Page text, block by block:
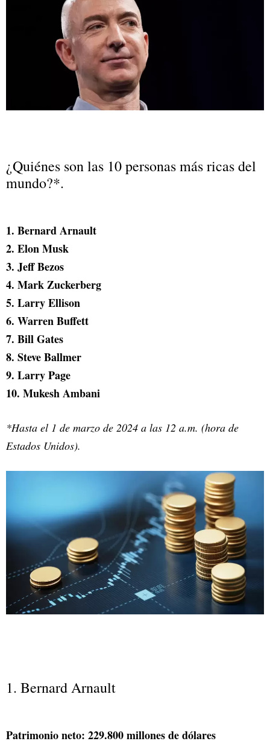
¿Quiénes son las 10 personas más ricas del
mundo?*.
1. Bernard Arnault
2. Elon Musk
3. Jeff Bezos
4. Mark Zuckerberg
5. Larry Ellison
6. Warren Buffett
7. Bill Gates
8. Steve Ballmer
9. Larry Page
10. Mukesh Ambani
*Hasta el 1 de marzo de 2024 a las 12 a.m. (hora de
Estados Unidos).
1. Bernard Arnault
Patrimonio neto: 229.800 millones de dólares